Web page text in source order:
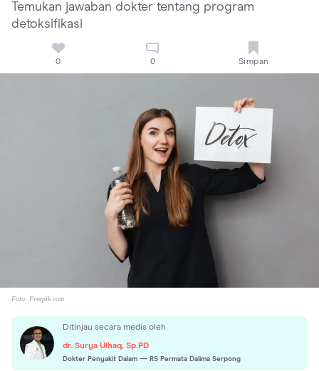
Temukan jawaban dokter tentang program
detoksifikasi
0 0 Simpan
Foto: Freepik.com
Ditinjau secara medis oleh
dr. Surya Ulhaq, Sp.PD
Dokter Penyakit Dalam — RS Permata Dalima Serpong